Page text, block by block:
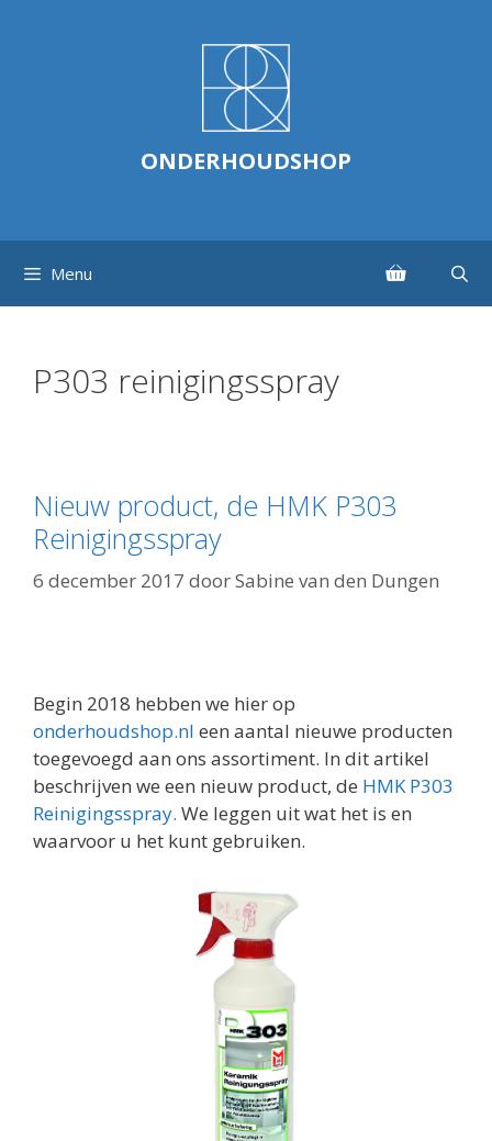
ONDERHOUDSHOP
Menu
P303 reinigingsspray
Nieuw product, de HMK P303
Reinigingsspray
6 december 2017 doorSabine van den Dungen
Begin 2018 hebben we hier op
onderhoudshop.nl een aantal nieuwe producten
toegevoegd aan ons assortiment. In dit artikel
beschrijven we een nieuw product, de HMK P303
Reinigingsspray. We leggen uit wat het is en
waarvoor u het kunt gebruiken.